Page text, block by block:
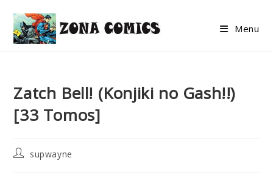
content
Menu
Zatch Bell! (Konjiki no Gash!!)
[33 Tomos]
Postsupwayne